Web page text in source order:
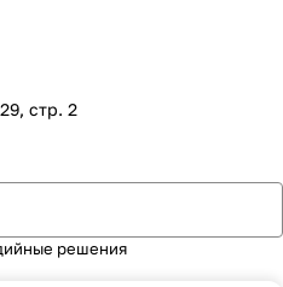
стр. 2
решения